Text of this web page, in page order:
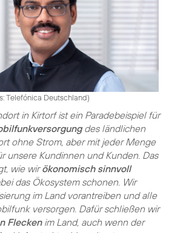
Telefónica Deutschland)
in Kirtorf ist ein Paradebeispiel für
des ländlichen
ohne Strom, aber mit jeder Menge
unsere Kundinnen und Kunden. Das
wie wirökonomisch sinnvoll
das Ökosystem schonen. Wir
im Land vorantreiben und alle
versorgen. Dafür schließen wir
Fleckenim Land, auch wenn der